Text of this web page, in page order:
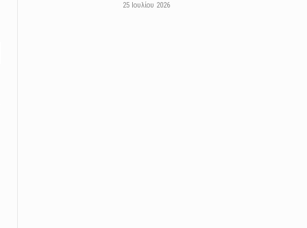
25 Ιουλίου 2026